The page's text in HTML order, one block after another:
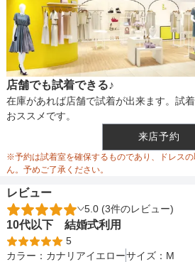
ベア型のシアーインナーをレイヤードし
グデザインが新鮮。センターにはボタン
にフリル切り替えを施してスタイルアッ
ト部分はアシンメトリなティアードデザ
くたびに揺れて表情も華やか。パワーシ
袖口はギャザーでクシュっとさせてアク
ぷりとゴムシャーリングを加え、フィッ
ーチュールを使用しているので着心地の
のファスナーで着脱いただけます。
生地の厚さ 薄い
裏地 なし
ウエスト調整 なし
備考
店舗でも試着できる♪
在庫があれば店舗で試着が出来ます。試
おススメです。
来店予約
※予約は試着室を確保するものであり、ドレス
ん。予めご了承ください。
レビュー
5.0 (3件のレビュー)
10代以下 結婚式利用
5
カラー： カナリアイエローサイズ： M